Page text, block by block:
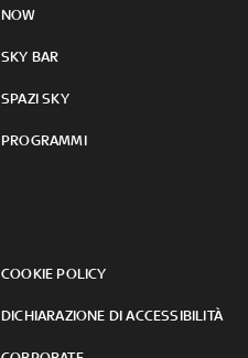
NOW
SKY BAR
SPAZI SKY
PROGRAMMI
COOKIE POLICY
DICHIARAZIONE DI ACCESSIBILITÀ